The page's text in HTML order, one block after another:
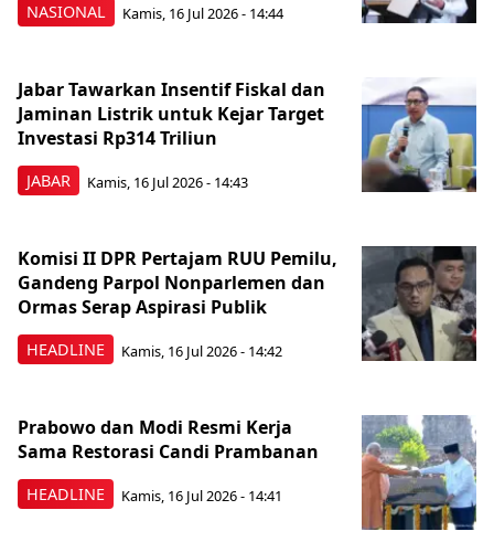
NASIONAL Kamis, 16 Jul 2026 - 14:44
JABAR
Jabar Tawarkan Insentif Fiskal dan
Jaminan Listrik untuk Kejar Target
Investasi Rp314 Triliun
Kamis, 16 Jul 2026 - 14:43
HEADLINE
Komisi II DPR Pertajam RUU Pemilu,
Gandeng Parpol Nonparlemen dan
Ormas Serap Aspirasi Publik
Kamis, 16 Jul 2026 - 14:42
HEADLINE
Prabowo dan Modi Resmi Kerja
Sama Restorasi Candi Prambanan
Kamis, 16 Jul 2026 - 14:41